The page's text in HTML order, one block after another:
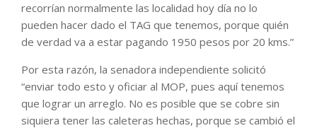
recorrían normalmente las localidad hoy día no lo
pueden hacer dado el TAG que tenemos, porque quién
de verdad va a estar pagando 1950 pesos por 20 kms.”
Por esta razón, la senadora independiente solicitó
“enviar todo esto y oficiar al MOP, pues aquí tenemos
que lograr un arreglo. No es posible que se cobre sin
siquiera tener las caleteras hechas, porque se cambió el